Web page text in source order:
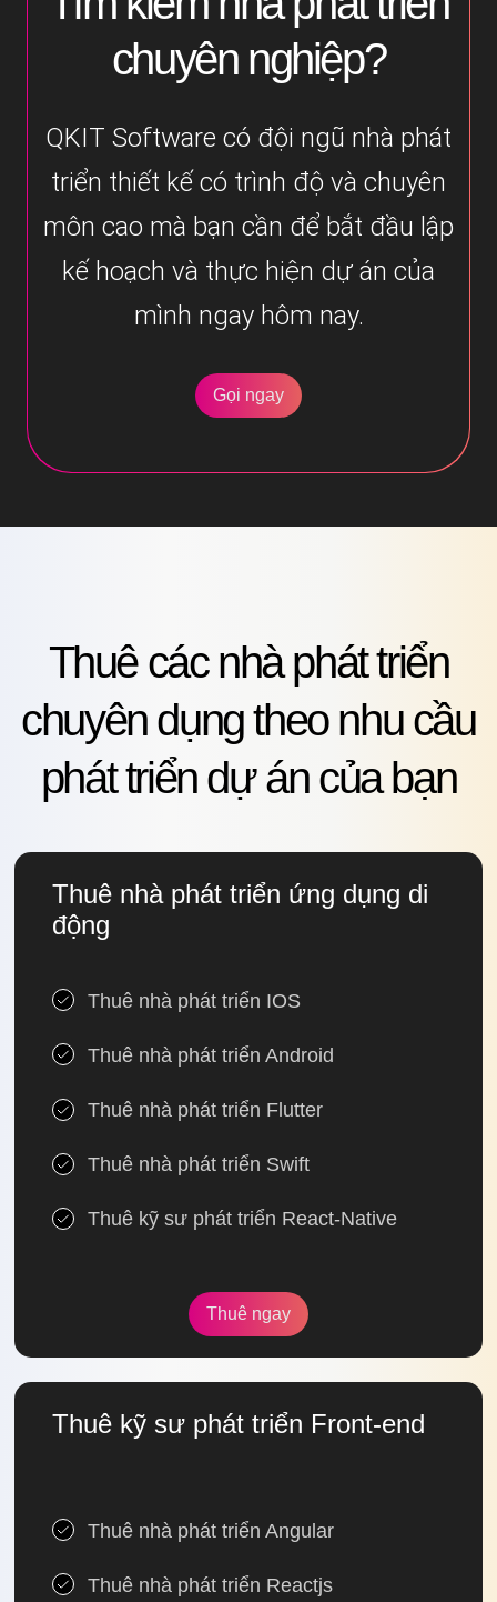
chuyên nghiệp?
QKIT Software có đội ngũ nhà phát
triển thiết kế có trình độ và chuyên
môn cao mà bạn cần để bắt đầu lập
kế hoạch và thực hiện dự án của
mình ngay hôm nay.
Gọi ngay
Thuê các nhà phát triển
chuyên dụng theo nhu cầu
phát triển dự án của bạn
Thuê nhà phát triển ứng dụng di
động
Thuê nhà phát triển IOS
Thuê nhà phát triển Android
Thuê nhà phát triển Flutter
Thuê nhà phát triển Swift
Thuê kỹ sư phát triển React-Native
Thuê ngay
Thuê kỹ sư phát triển Front-end
Thuê nhà phát triển Angular
Thuê nhà phát triển Reactjs